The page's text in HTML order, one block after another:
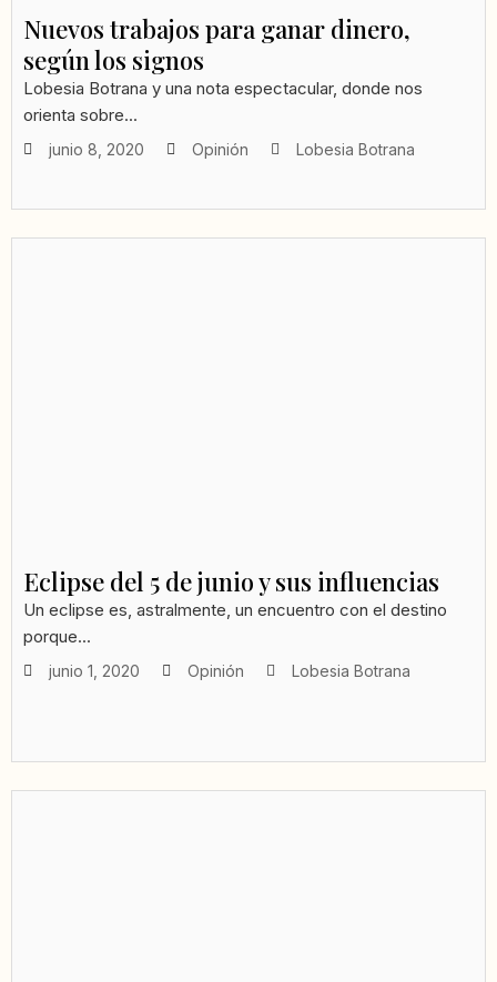
Nuevos trabajos para ganar dinero,
según los signos
Lobesia Botrana y una nota espectacular, donde nos
orienta sobre...
junio 8, 2020 Opinión Lobesia Botrana
Eclipse del 5 de junio y sus influencias
Un eclipse es, astralmente, un encuentro con el destino
porque...
junio 1, 2020 Opinión Lobesia Botrana